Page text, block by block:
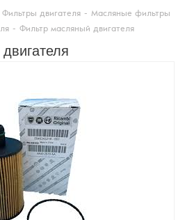
Фильтры двигателя - Масляные фильтры
- Фильтр масляный двигателя